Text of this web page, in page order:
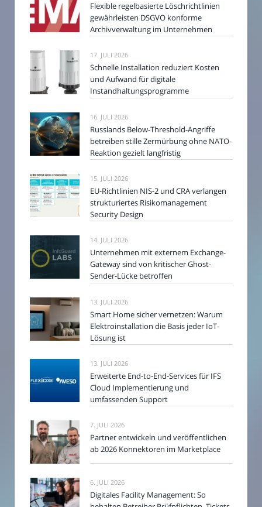
Flexible regelbasierte Löschrichtlinien
gewährleisten DSGVO konforme
Archivverwaltung im Unternehmen
17. JULI 2026
Schnelle Installation reduziert Kosten
und Aufwand für digitale
Instandhaltungsprogramme
16. JULI 2026
Russlands Below-Threshold-Angriffe
betreiben stille Zermürbung ohne NATO-
Reaktion gezielt langfristig
15. JULI 2026
EU-Richtlinien NIS-2 und CRA verlangen
strukturiertes Risikomanagement
Security Design
14. JULI 2026
Unternehmen mit externem Exchange-
Gateway sind von kritischer Ghost-
Sender-Lücke betroffen
13. JULI 2026
Smart Home sicher vernetzen: Warum
Elektroinstallation die Basis jeder IoT-
Lösung ist
13. JULI 2026
Erweiterte End-to-End-Services für IFS
Cloud Implementierung und
umfassenden Support
7. JULI 2026
Partner entwickeln und veröffentlichen
ab 2026 Konnektoren im Marketplace
6. JULI 2026
Digitales Facility Management: So